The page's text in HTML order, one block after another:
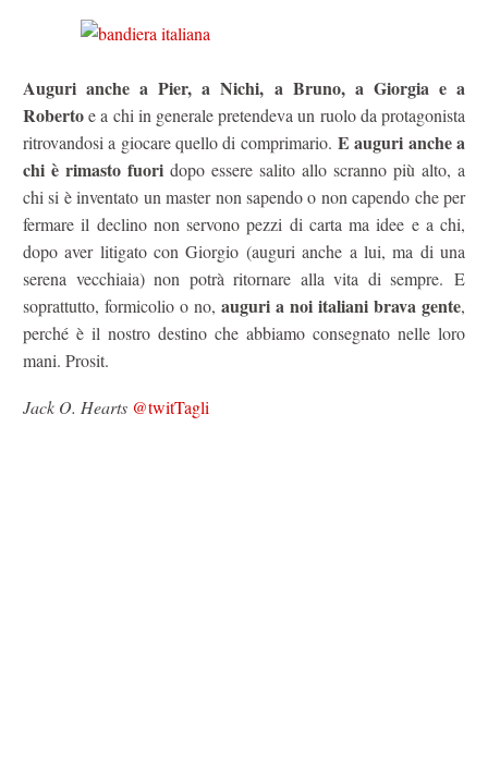
Auguri anche a Pier, a Nichi, a Bruno, a Giorgia e a
Robertoe a chi in generale pretendeva un ruolo da protagonista
ritrovandosi a giocare quello di comprimario. E auguri anche a
chi è rimasto fuori dopo essere salito allo scranno più alto, a
chi si è inventato un master non sapendo o non capendo che per
fermare il declino non servono pezzi di carta ma idee e a chi,
dopo aver litigato con Giorgio (auguri anche a lui, ma di una
serena vecchiaia) non potrà ritornare alla vita di sempre. E
soprattutto, formicolio o no, auguri a noi italiani brava gente,
perché è il nostro destino che abbiamo consegnato nelle loro
mani. Prosit.
Jack O. Hearts @twitTagli